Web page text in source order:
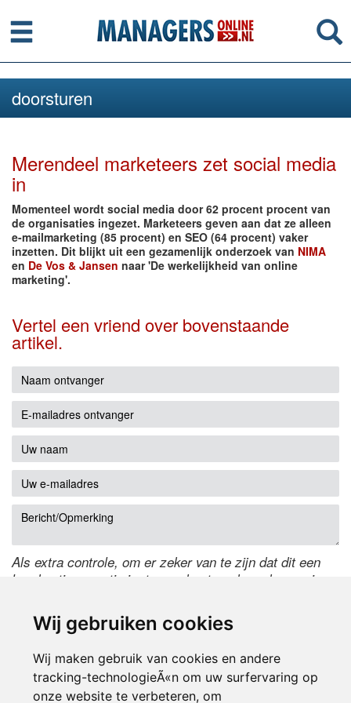
Wij gebruiken cookies
Wij maken gebruik van cookies en andere
tracking-technologieÃ«n om uw surfervaring op
onze website te verbeteren, om
Menu
doorsturen
Merendeel marketeers zet social media
in
Momenteel wordt social media door 62 procent procent van
de organisaties ingezet. Marketeers geven aan dat ze alleen
e-mailmarketing (85 procent) en SEO (64 procent) vaker
inzetten. Dit blijkt uit een gezamenlijk onderzoek van NIMA
en De Vos & Jansen naar 'De werkelijkheid van online
marketing'.
Vertel een vriend over bovenstaande
artikel.
Als extra controle, om er zeker van te zijn dat dit een
handmatige reactie is, typ onderstaande code over in
de code te wijzigen.